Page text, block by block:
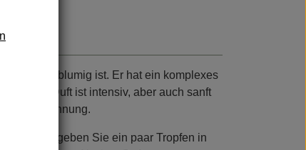
als auch blumig ist. Er hat ein komplexes
Der Duft ist intensiv, aber auch sanft
Entspannung.
waschen, geben Sie ein paar Tropfen in